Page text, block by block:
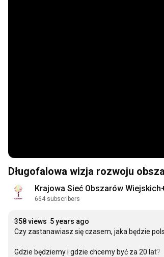
Długofalowa wizja rozwoju
Krajowa Sieć Obszarów
664 subscribers
358 views 5 years ago
Czy zastanawiasz się czasem, jaka będzie
Gdzie będziemy i gdzie chcemy być za 20 lat?